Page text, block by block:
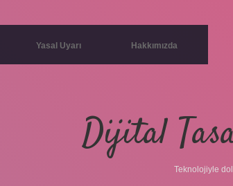
Yasal Uyarı Hakkımızda
Dijital
Teknolojiyle